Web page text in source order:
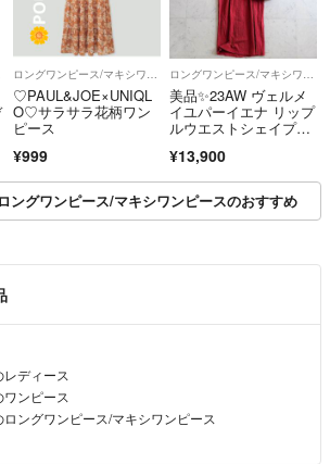
ロングワンピース/マキシワンピース
♡PAUL&JOE×UNIQL
O♡サラサラ花柄ワン
ピース
¥999
ロングワンピース/マキシワンピース
美品✨23AW ヴェルメ
イユパーイエナ リップ
ルウエストシェイプワ
¥13,900
ングワンピース/マキシワンピースのおすすめ
ディース
ンピース
ロングワンピース/マキシワンピース